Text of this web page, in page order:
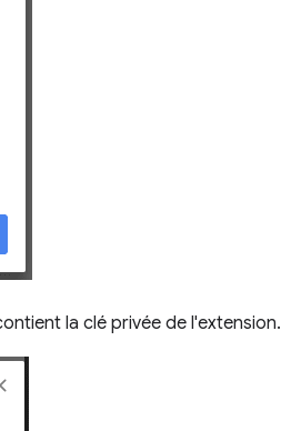
la clé privée de l'extension.